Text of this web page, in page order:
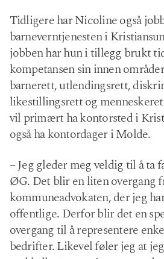
Tidligere har Nicoline også
barneverntjenesten i
jobben har hun i tillegg brukt
kompetansen sin innen
barnerett, utlendingsrett,
likestillingsrett og
vil primært ha kontorsted i
også ha kontordager i Molde.
– Jeg gleder meg veldig til å ta
ØG. Det blir en liten overgang
kommuneadvokaten, der jeg
offentlige. Derfor blir det en
overgang til å representere
bedrifter. Likevel føler jeg at